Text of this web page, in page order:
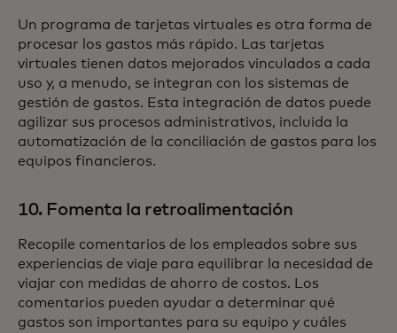
Un programa de tarjetas virtuales es otra forma de
procesar los gastos más rápido. Las tarjetas
virtuales tienen datos mejorados vinculados a cada
uso y, a menudo, se integran con los sistemas de
gestión de gastos. Esta integración de datos puede
agilizar sus procesos administrativos, incluida la
automatización de la conciliación de gastos para los
equipos financieros.
10. Fomenta la retroalimentación
Recopile comentarios de los empleados sobre sus
experiencias de viaje para equilibrar la necesidad de
viajar con medidas de ahorro de costos. Los
comentarios pueden ayudar a determinar qué
gastos son importantes para su equipo y cuáles